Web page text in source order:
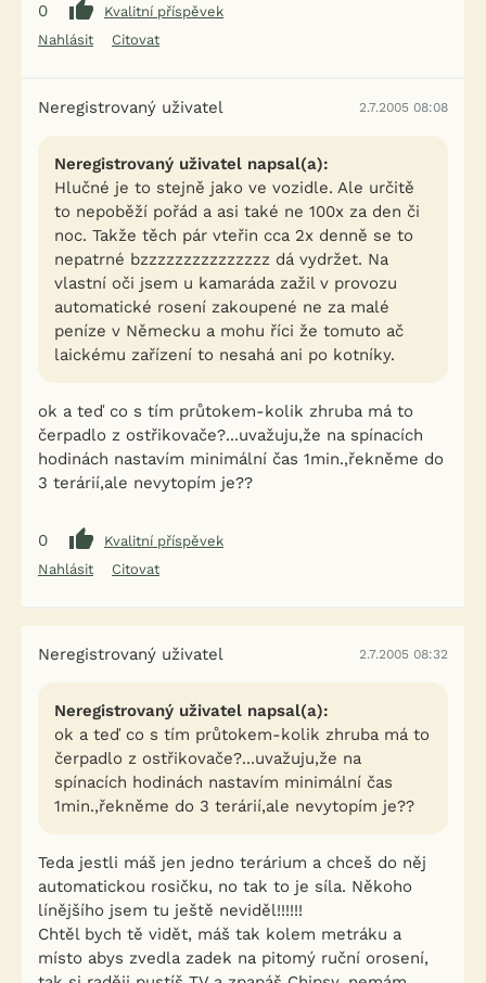
0
Kvalitní příspěvek
Nahlásit
Citovat
Neregistrovaný uživatel 2.7.2005 08:08
Neregistrovaný uživatel napsal(a):
Hlučné je to stejně jako ve vozidle. Ale určitě
to nepoběží pořád a asi také ne 100x za den či
noc. Takže těch pár vteřin cca 2x denně se to
nepatrné bzzzzzzzzzzzzzzz dá vydržet. Na
vlastní oči jsem u kamaráda zažil v provozu
automatické rosení zakoupené ne za malé
peníze v Německu a mohu říci že tomuto ač
laickému zařízení to nesahá ani po kotníky.
ok a teď co s tím průtokem-kolik zhruba má to
čerpadlo z ostřikovače?...uvažuju,že na spínacích
hodinách nastavím minimální čas 1min.,řekněme do
3 terárií,ale nevytopím je??
0
Kvalitní příspěvek
Nahlásit
Citovat
Neregistrovaný uživatel 2.7.2005 08:32
Neregistrovaný uživatel napsal(a):
ok a teď co s tím průtokem-kolik zhruba má to
čerpadlo z ostřikovače?...uvažuju,že na
spínacích hodinách nastavím minimální čas
1min.,řekněme do 3 terárií,ale nevytopím je??
Teda jestli máš jen jedno terárium a chceš do něj
automatickou rosičku, no tak to je síla. Někoho
línějšího jsem tu ještě neviděl!!!!!!
Chtěl bych tě vidět, máš tak kolem metráku a
místo abys zvedla zadek na pitomý ruční orosení,